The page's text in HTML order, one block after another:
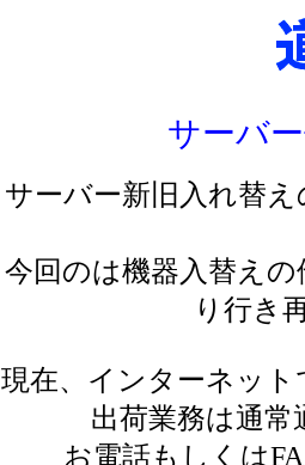
サーバ
サーバー新旧入れ替
今回のは機器入替え
り行き
現在、インターネッ
出荷業務は通
お電話もしくは